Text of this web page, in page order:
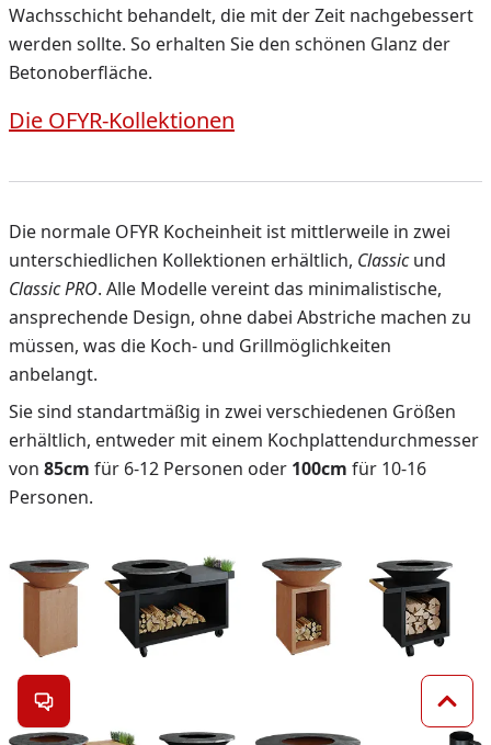
Wachsschicht behandelt, die mit der Zeit nachgebessert
werden sollte. So erhalten Sie den schönen Glanz der
Betonoberfläche.
Die OFYR-Kollektionen
Die normale OFYR Kocheinheit ist mittlerweile in zwei
unterschiedlichen Kollektionen erhältlich, Classicund
Classic PRO. Alle Modelle vereint das minimalistische,
ansprechende Design, ohne dabei Abstriche machen zu
müssen, was die Koch- und Grillmöglichkeiten
anbelangt.
Sie sind standartmäßig in zwei verschiedenen Größen
erhältlich, entweder mit einem Kochplattendurchmesser
von 85cm für 6-12 Personen oder 100cm für 10-16
Personen.
Kontakt öffnen